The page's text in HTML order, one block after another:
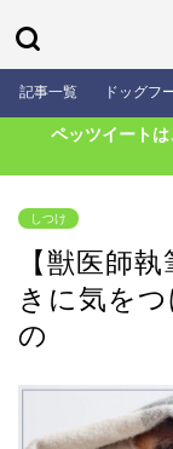
記事一覧 ドッグフ
ペッツイート
しつけ
【獣医師
きに気を
の